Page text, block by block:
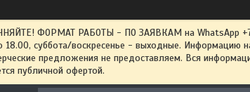
ФОРМАТ РАБОТЫ - ПО ЗАЯВКАМ на WhatsApp
суббота/воскресенье - выходные. Информацию
предложения не предоставляем. Вся
публичной офертой.